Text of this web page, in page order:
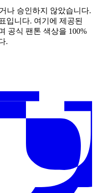
나 승인하지 않았습니다.
입니다. 여기에 제공된
공식 팬톤 색상을 100%
.